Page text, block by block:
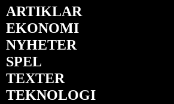
ARTIKLAR
EKONOMI
NYHETER
SPEL
TEXTER
TEKNOLOGI